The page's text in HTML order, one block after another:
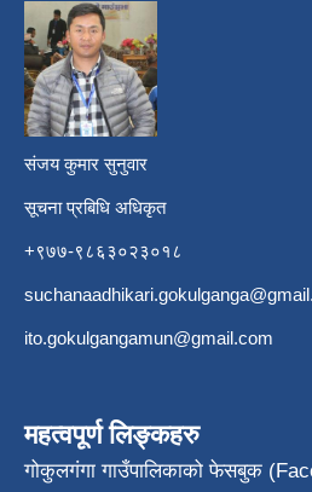
संजय कुमार सुनुवार
सूचना प्रबिधि अधिकृत
+९७७-९८६३०२३०१८
ito.gokulgangamun@gmail.com
महत्वपूर्ण लिङ्कहरु
गोकुलगंगा गाउँपालिकाको फेसबुक